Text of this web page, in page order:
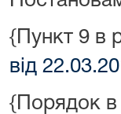
{Пункт 9 в
від
{Порядок в